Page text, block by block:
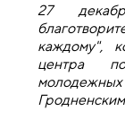
27
каждому",
центра
молодежных